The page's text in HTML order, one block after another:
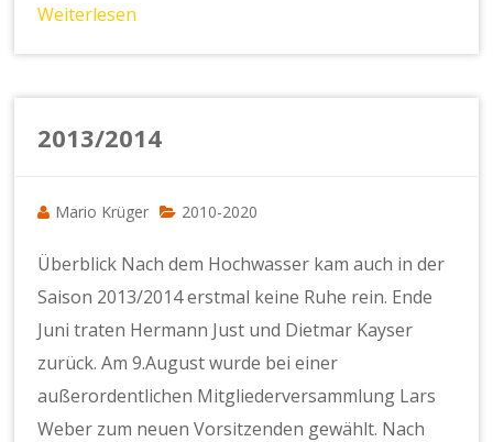
Weiterlesen
2013/2014
Mario Krüger 2010-2020
Überblick Nach dem Hochwasser kam auch in der
Saison 2013/2014 erstmal keine Ruhe rein. Ende
Juni traten Hermann Just und Dietmar Kayser
zurück. Am 9.August wurde bei einer
außerordentlichen Mitgliederversammlung Lars
Weber zum neuen Vorsitzenden gewählt. Nach